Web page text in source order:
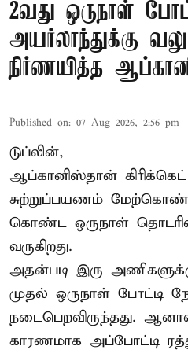
2வது ஒருநாள்
அயர்லாந்துக்கு
நிர்ணயித்த
Published on: 07 Aug 2026, 2:56 pm
டுப்லின்,
ஆப்கானிஸ்தான் கிரிக்கெட்
சுற்றுப்பயணம்
கொண்ட ஒருநாள்
வருகிறது.
அதன்படி இரு
முதல் ஒருநாள் போட்டி
நடைபெறவிருந்தது.
காரணமாக அப்போட்டி